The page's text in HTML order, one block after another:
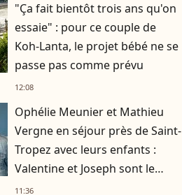
"Ça fait bientôt trois ans qu'on
essaie" : pour ce couple de
Koh-Lanta, le projet bébé ne se
passe pas comme prévu
12:08
Ophélie Meunier et Mathieu
Vergne en séjour près de Saint-
Tropez avec leurs enfants :
Valentine et Joseph sont le
parfait mélange de leurs
11:36